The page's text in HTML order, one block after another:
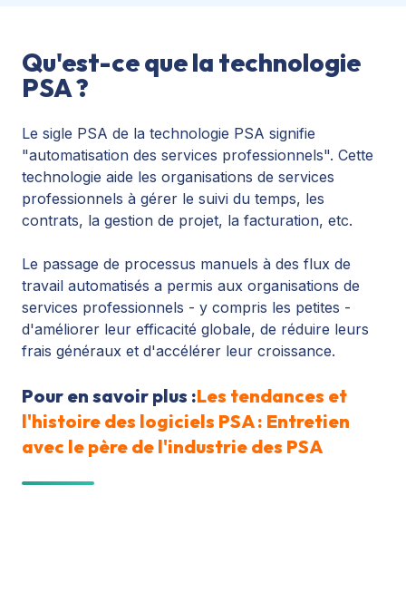
Qu'est-ce que la technologie
PSA ?
Le sigle PSA de la technologie PSA signifie
"automatisation des services professionnels". Cette
technologie aide les organisations de services
professionnels à gérer le suivi du temps, les
contrats, la gestion de projet, la facturation, etc.
Le passage de processus manuels à des flux de
travail automatisés a permis aux organisations de
services professionnels - y compris les petites -
d'améliorer leur efficacité globale, de réduire leurs
frais généraux et d'accélérer leur croissance.
Pour en savoir plus :Les tendances et
l'histoire des logiciels PSA : Entretien
avec le père de l'industrie des PSA